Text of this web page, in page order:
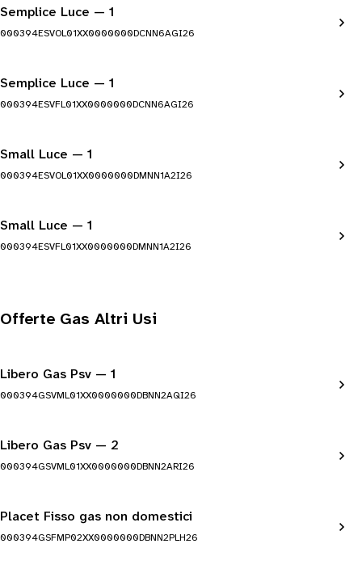
Semplice Luce — 1
000394ESVOL01XX0000000DCNN6AGI26
Semplice Luce — 1
000394ESVFL01XX0000000DCNN6AGI26
Small Luce — 1
000394ESVOL01XX0000000DMNN1A2I26
Small Luce — 1
000394ESVFL01XX0000000DMNN1A2I26
Offerte Gas Altri Usi
Libero Gas Psv — 1
000394GSVML01XX0000000DBNN2AQI26
Libero Gas Psv — 2
000394GSVML01XX0000000DBNN2ARI26
Placet Fisso gas non domestici
000394GSFMP02XX0000000DBNN2PLH26